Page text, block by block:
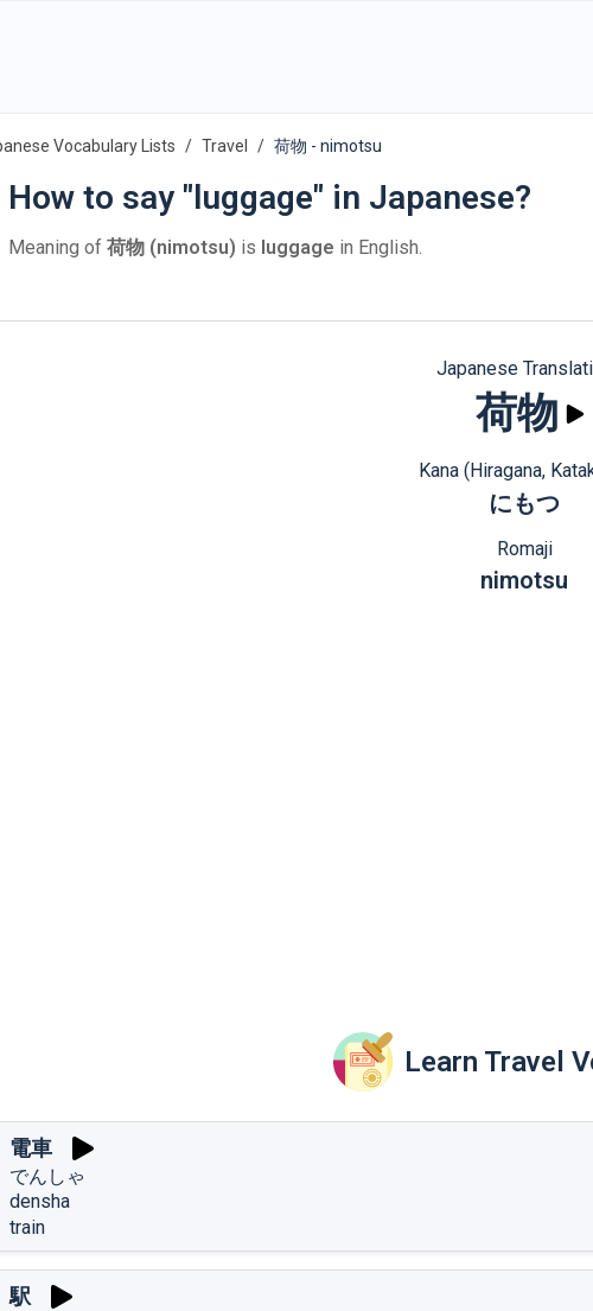
Vocabulary Lists Travel 荷物 - nimotsu
How to say "luggage" in Japanese?
Meaning of 荷物 (nimotsu) is luggage in English.
Japanese
荷物
Kana (Hiragana,
にもつ
Romaji
nimotsu
Learn Travel
電車
でんしゃ
densha
train
駅